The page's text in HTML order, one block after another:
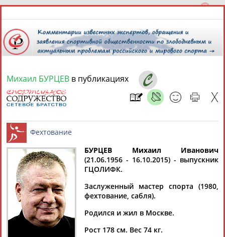
10 августа 2026 года,
СПОРТСМЕНЫ, ТРЕНЕРЫ И СПЕЦИАЛИСТЫ
Найдено: 1персона Расширенный поиск
Михаил
БУРЦЕВ
Михаил БУРЦЕВ в публикациях
Фехтование
БУРЦЕВ Михаил Иванович
(21.06.1956 - 16.10.2015) - выпускник
ГЦОЛИФК.
Заслуженный мастер спорта (1980,
фехтование, сабля).
Родился и жил в Москве.
Рост 178 см. Вес 74 кг.